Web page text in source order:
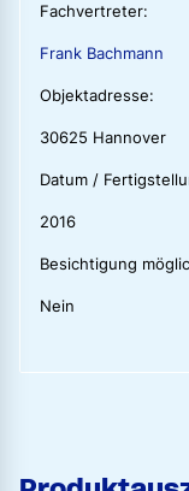
Fachvertreter:
Frank Bachmann
Objektadresse:
30625 Hannover
Datum /
2016
Besichtigung
Nein